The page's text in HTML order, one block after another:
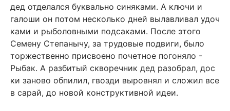
дед отделался буквально синяками. А ключи и
галоши он потом несколько дней вылавливал удоч
ками и рыболовными подсаками. После этого
Семену Степанычу, за трудовые подвиги, было
торжественно присвоено почетное погоняло -
Рыбак. А разбитый скворечник дед разобрал, дос
ки заново обпилил, гвозди выровнял и сложил все
в сарай, до новой конструктивной идеи.